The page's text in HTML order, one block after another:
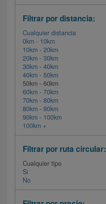
Filtrar por distancia:
Cualquier distancia
0km - 10km
10km - 20km
20km - 30km
30km - 40km
40km - 50km
50km - 60km
60km - 70km
70km - 80km
80km - 90km
90km - 100km
100km +
Filtrar por ruta circular:
Cualquier tipo
Si
No